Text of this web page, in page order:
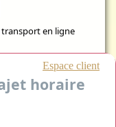
transport en ligne
est disponible